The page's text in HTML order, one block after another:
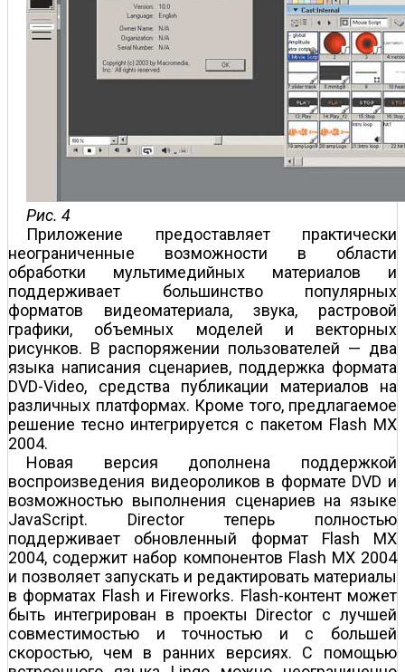
Рис. 4
Приложение предоставляет практически
неограниченные возможности в области
обработки мультимедийных материалов и
поддерживает большинство популярных
форматов видеоматериала, звука, растровой
графики, объемных моделей и векторных
рисунков. В распоряжении пользователей — два
языка написания сценариев, поддержка формата
DVD-Video, средства публикации материалов на
различных платформах. Кроме того, предлагаемое
решение тесно интегрируется с пакетом Flash MX
2004.
Новая версия дополнена поддержкой
воспроизведения видеороликов в формате DVD и
возможностью выполнения сценариев на языке
JavaScript. Director теперь полностью
поддерживает обновленный формат Flash MX
2004, содержит набор компонентов Flash MX 2004
и позволяет запускать и редактировать материалы
в форматах Flash и Fireworks. Flash-контент может
быть интегрирован в проекты Director с лучшей
совместимостью и точностью и с большей
скоростью, чем в ранних версиях. С помощью